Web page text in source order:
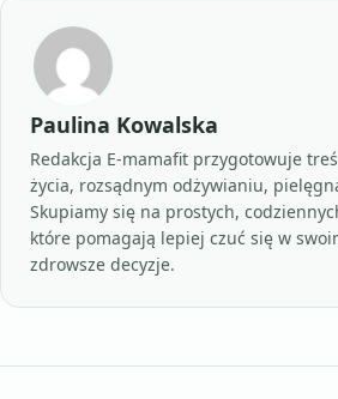
Paulina Kowalska
Redakcja E-mamafit przygotowuje
życia, rozsądnym odżywianiu,
Skupiamy się na prostych,
które pomagają lepiej czuć się w
zdrowsze decyzje.